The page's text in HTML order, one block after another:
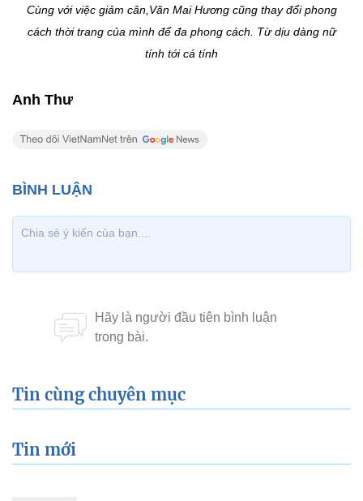
Cùng với việc giảm cân,Văn Mai Hương cũng thay đổi phong
cách thời trang của mình để đa phong cách. Từ dịu dàng nữ
tính tới cá tính
Anh Thư
Tin cùng chuyên mục
Tin mới